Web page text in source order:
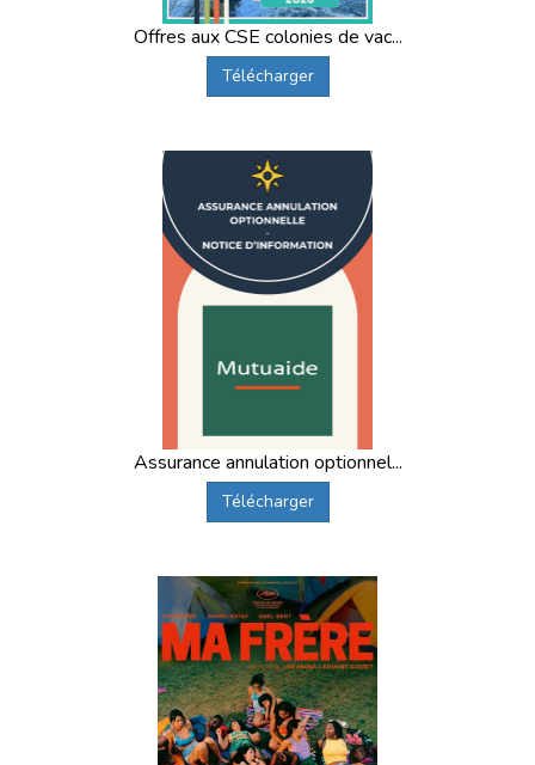
Offres aux CSE colonies de vac...
Télécharger
Assurance annulation optionnel...
Télécharger